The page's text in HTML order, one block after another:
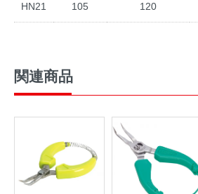
HN21 105 120
関連商品